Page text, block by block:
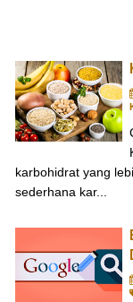
karbohidrat yang
sederhana kar...